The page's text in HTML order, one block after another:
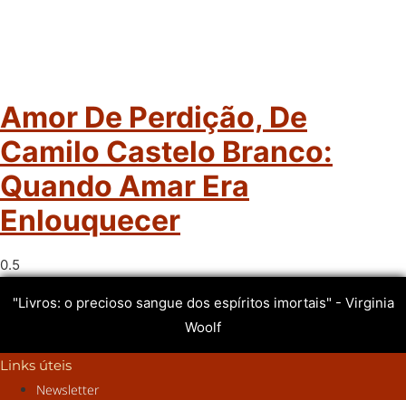
Amor De Perdição, De
Camilo Castelo Branco:
Quando Amar Era
Enlouquecer
"Livros: o precioso sangue dos espíritos imortais" - Virginia
Woolf
Links úteis
Newsletter